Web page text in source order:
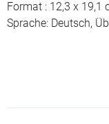
Format : 12,3 x 19,1
Sprache: Deutsch,